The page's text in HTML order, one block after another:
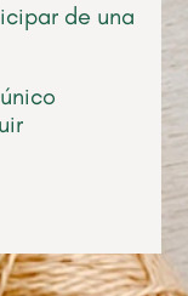
de una